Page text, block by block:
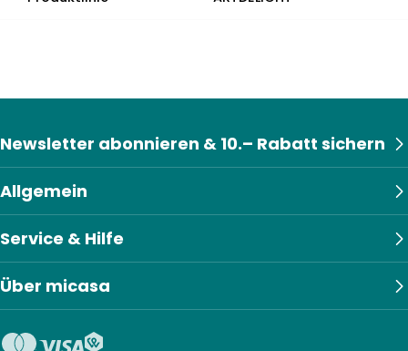
Allgemein
Service & Hilfe
Über micasa
Newsletter abonnieren & 10.– Rabatt sichern